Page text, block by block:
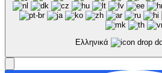
Ελληνικά